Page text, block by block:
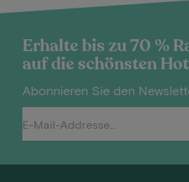
Erhalte bis zu 70 %
auf die schönsten
Abonnieren Sie den